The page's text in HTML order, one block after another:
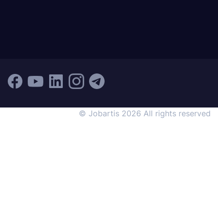
© Jobartis 2026 All rights reserved